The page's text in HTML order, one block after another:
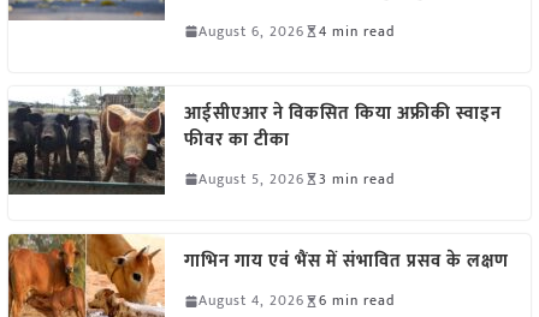
August 6, 2026 4 min read
आईसीएआर ने विकसित किया अफ्रीकी स्वाइन
फीवर का टीका
August 5, 2026 3 min read
गाभिन गाय एवं भैंस में संभावित प्रसव के लक्षण
August 4, 2026 6 min read